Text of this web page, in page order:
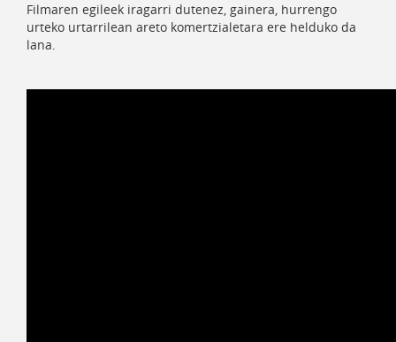
Filmaren egileek iragarri dutenez, gainera, hurrengo
urteko urtarrilean areto komertzialetara ere helduko da
lana.